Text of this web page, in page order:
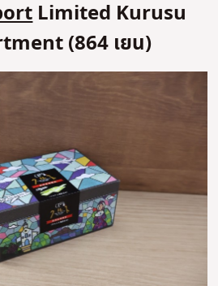
Limited Kurusu
(864 เยน)